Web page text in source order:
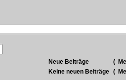
Neue Beiträge (
Keine neuen Beiträge
(